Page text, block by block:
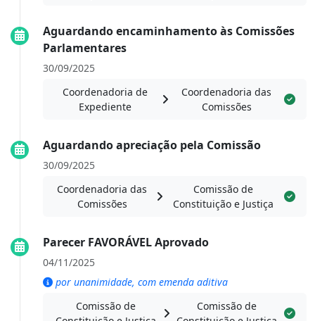
Aguardando encaminhamento às Comissões
Parlamentares
30/09/2025
Coordenadoria de
Expediente
Coordenadoria das
Comissões
Aguardando apreciação pela Comissão
30/09/2025
Coordenadoria das
Comissões
Comissão de
Constituição e Justiça
Parecer FAVORÁVEL Aprovado
04/11/2025
por unanimidade, com emenda aditiva
Comissão de
Comissão de